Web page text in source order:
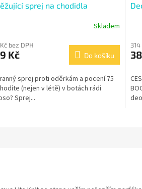
sprej na chodidla
Skladem
bez DPH
Kč Do košíku
sprej proti oděrkám a pocení 75
(nejen v létě) v botách rádi
Sprej...
je
z
5
314